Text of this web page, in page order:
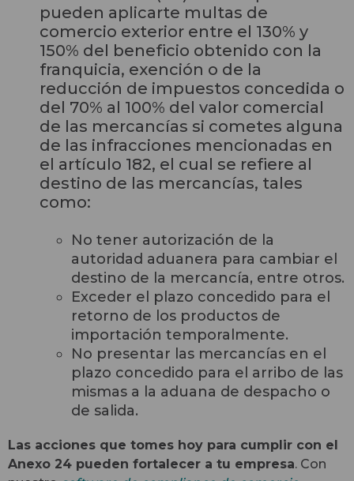
pueden aplicarte multas de
comercio exterior entre el 130% y
150% del beneficio obtenido con la
franquicia, exención o de la
reducción de impuestos concedida o
del 70% al 100% del valor comercial
de las mercancías si cometes alguna
de las infracciones mencionadas en
el artículo 182, el cual se refiere al
destino de las mercancías, tales
como:
No tener autorización de la
autoridad aduanera para cambiar el
destino de la mercancía, entre otros.
Exceder el plazo concedido para el
retorno de los productos de
importación temporalmente.
No presentar las mercancías en el
plazo concedido para el arribo de las
mismas a la aduana de despacho o
de salida.
Las acciones que tomes hoy para cumplir con el
Anexo 24 pueden fortalecer a tu empresa. Con